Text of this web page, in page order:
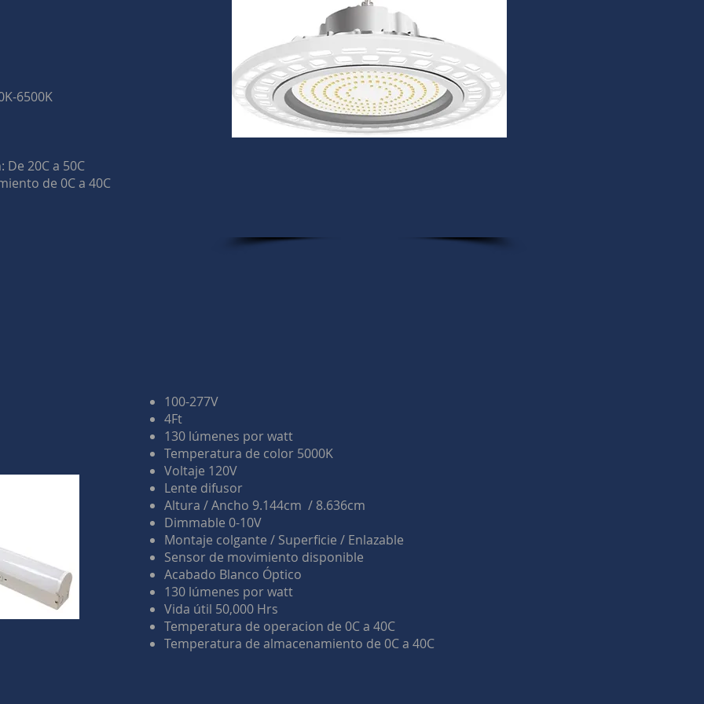
6500K
20C a 50C
de 0C a 40C
100-277V
4Ft
130 lúmenes por watt
Temperatura de color 5000K
Voltaje 120V
Lente difusor
Altura / Ancho 9.144cm / 8.636cm
Dimmable 0-10V
Montaje colgante / Superficie / Enlazable
Sensor de movimiento disponible
Acabado Blanco Óptico
130 lúmenes por watt
Vida útil 50,000 Hrs
Temperatura de operacion de 0C a 40C
Temperatura de almacenamiento de 0C a 40C